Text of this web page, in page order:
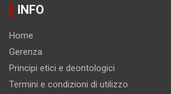
INFO
Home
Gerenza
Principi etici e deontologici
Termini e condizioni di utilizzo